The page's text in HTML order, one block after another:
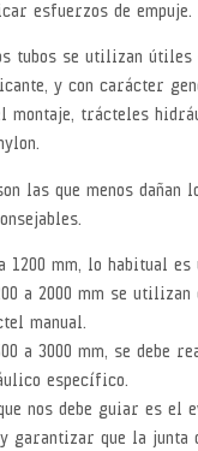
esfuerzos de empuje.
tubos se utilizan útiles
y con carácter
montaje, trácteles
las que menos dañan
a 1200 mm, lo habitual
a 2000 mm se
manual.
a 3000 mm, se debe
específico.
nos debe guiar es el
garantizar que la junta